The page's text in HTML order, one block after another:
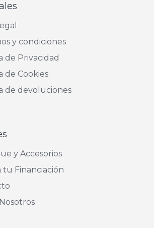
y condiciones
de Privacidad
de Cookies
de devoluciones
y Accesorios
tu Financiación